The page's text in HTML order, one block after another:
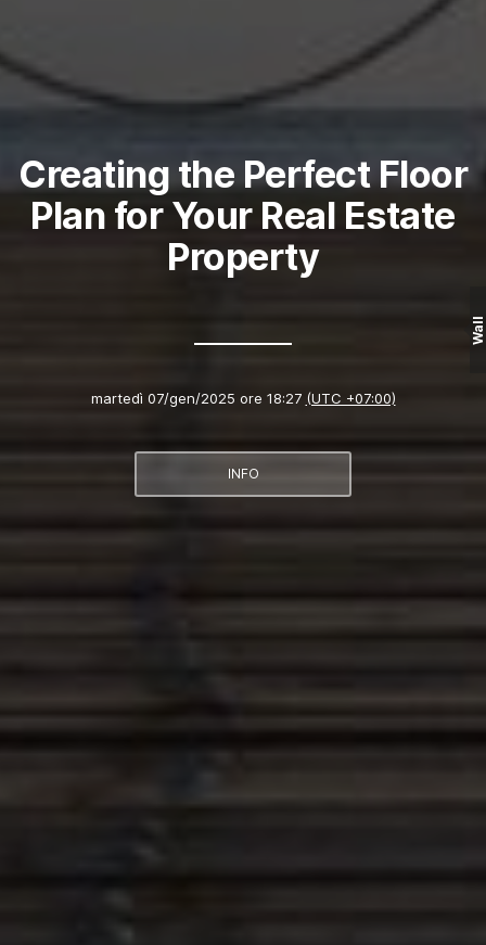
Creating the Perfect Floor
Plan for Your Real Estate
Property
martedì 07/gen/2025 ore 18:27 (UTC +07:00)
INFO
Wall